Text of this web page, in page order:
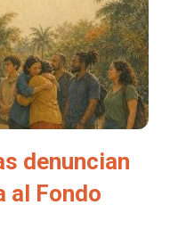
denuncian
al Fondo